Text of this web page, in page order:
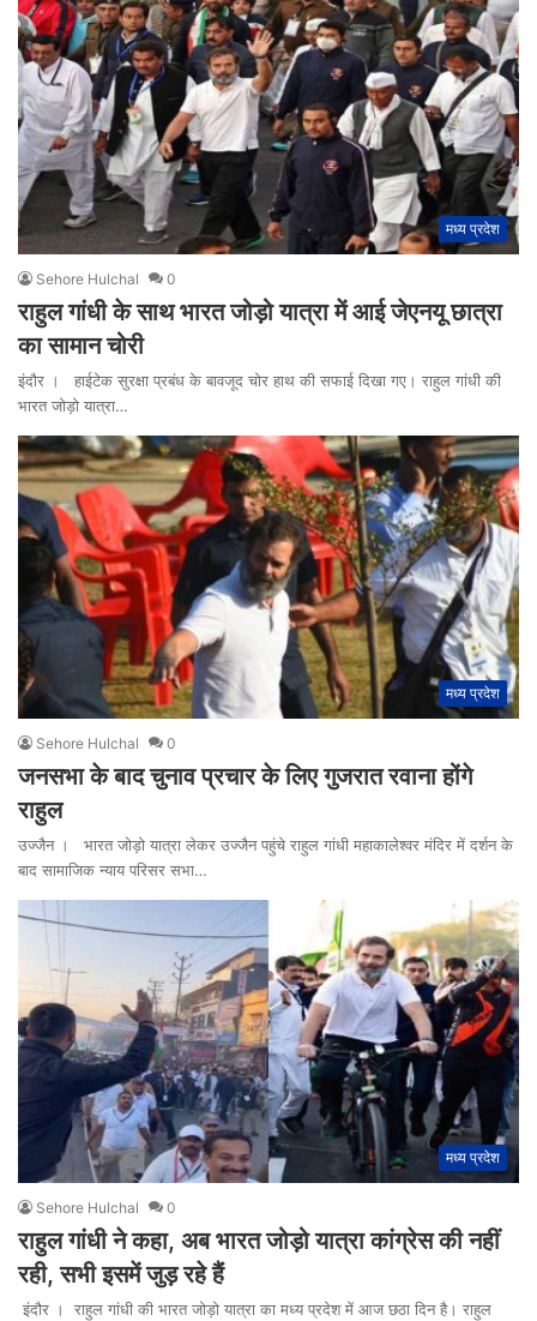
मध्य प्रदेश
Sehore Hulchal 0
राहुल गांधी के साथ भारत जोड़ो यात्रा में आई जेएनयू छात्रा
का सामान चोरी
इंदौर । हाईटेक सुरक्षा प्रबंध के बावजूद चोर हाथ की सफाई दिखा गए। राहुल गांधी की
भारत जोड़ो यात्रा…
मध्य प्रदेश
Sehore Hulchal 0
जनसभा के बाद चुनाव प्रचार के लिए गुजरात रवाना होंगे
राहुल
उज्जैन । भारत जोड़ो यात्रा लेकर उज्जैन पहुंचे राहुल गांधी महाकालेश्वर मंदिर में दर्शन के
बाद सामाजिक न्याय परिसर सभा…
मध्य प्रदेश
Sehore Hulchal 0
राहुल गांधी ने कहा, अब भारत जोड़ो यात्रा कांग्रेस की नहीं
रही, सभी इसमें जुड़ रहे हैं
इंदौर । राहुल गांधी की भारत जोड़ो यात्रा का मध्य प्रदेश में आज छठा दिन है। राहुल